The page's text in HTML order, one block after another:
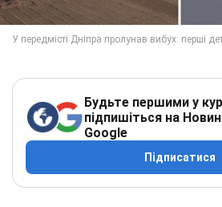
Будьте першими у
підпишіться на
Google
Підписатися